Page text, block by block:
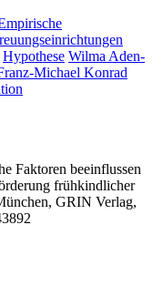
Hypothese Wilma Aden-
Michael Konrad
Faktoren beeinflussen
frühkindlicher
GRIN Verlag,